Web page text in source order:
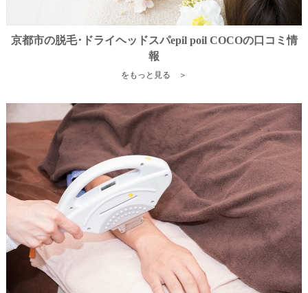
京都市の脱毛･ドライヘッドスパepil poil COCOの口コミ情
報
をもっと見る ＞